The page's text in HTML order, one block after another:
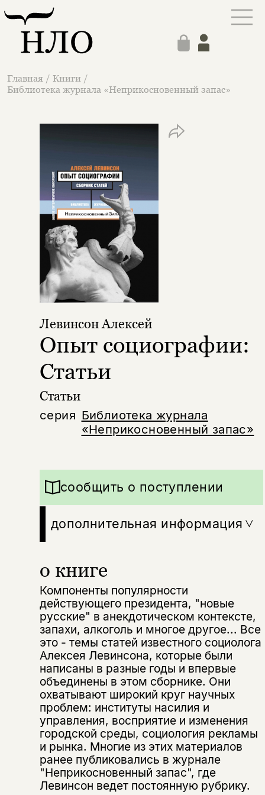
Главная / Книги /
Библиотека журнала «Неприкосновенный запас»
серия Библиотека журнала
«Неприкосновенный запас»
Левинсон Алексей
Опыт социографии:
Статьи
Статьи
о книге
Компоненты популярности
действующего президента, "новые
русские" в анекдотическом контексте,
запахи, алкоголь и многое другое... Все
это - темы статей известного социолога
Алексея Левинсона, которые были
написаны в разные годы и впервые
объединены в этом сборнике. Они
охватывают широкий круг научных
проблем: институты насилия и
управления, восприятие и изменения
городской среды, социология рекламы
и рынка. Многие из этих материалов
ранее публиковались в журнале
"Неприкосновенный запас", где
Левинсон ведет постоянную рубрику.
сообщить о поступлении
дополнительная информация
Подписка на рассылку
Этой книги временно
нет в продаже.